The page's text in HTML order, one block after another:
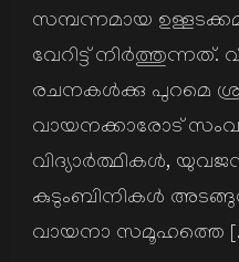
സമ്പന്നമായ
വേറിട്ട് നിര്‍ത്തുന്നത്.
രചനകള്‍ക്കു പുറമെ
വായനക്കാരോട്
വിദ്യാര്‍ത്ഥികള്‍,
കുടുംബിനികള്‍
വായനാ സമൂഹത്തെ